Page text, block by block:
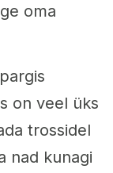
oma
on veel üks
trossidel
nad kunagi